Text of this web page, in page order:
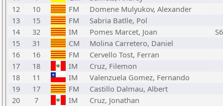
12
10 FM
Domene Mulyukov, Alexander
13
15 FM
Sabria Batlle, Pol
14
32 IM Pomes Marcet, Joan
15
31 CM
Molina Carretero, Daniel
16
16 FM
Cervello Tost, Ferran
17
18 IM
Cruz, Filemon
18
11 IM
Valenzuela Gomez, Fernando
19
17 FM
Castillo Dalmau, Albert
20
7 IM
Cruz, Jonathan